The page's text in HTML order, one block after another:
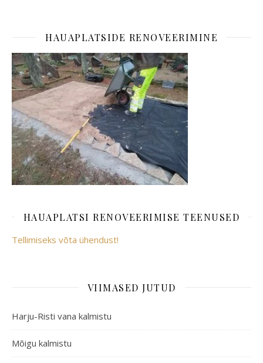
HAUAPLATSIDE RENOVEERIMINE
HAUAPLATSI RENOVEERIMISE TEENUSED
Tellimiseks võta ühendust!
VIIMASED JUTUD
Harju-Risti vana kalmistu
Mõigu kalmistu